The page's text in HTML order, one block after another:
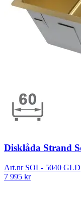
Disklåda Strand
Art.nr SOL- 5040 GLD
7 995 kr